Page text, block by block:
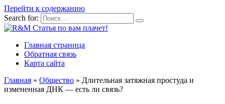
Перейти к содержанию
Search for:
Главная страница
Обратная связь
Карта сайта
Главная » Общество » Длительная затяжная простуда и
измененная ДНК — есть ли связь?